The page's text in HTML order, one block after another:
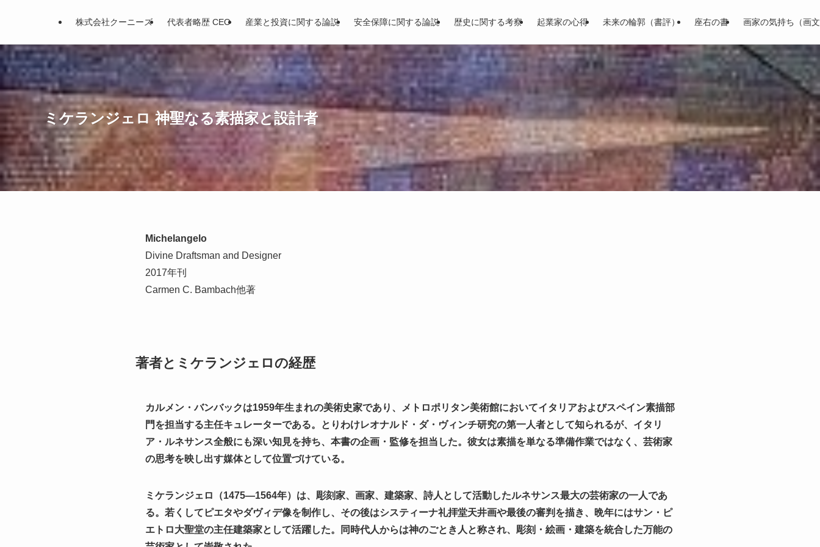
株式会社クーニーズ 代表者略歴 CEO 産業と投資に関する論説 安全保障に関する論説 歴史に関する考察 起業家の心得 未来の輪郭（書評） 座右の書 画家の気持ち（画
ミケランジェロ 神聖なる素描家と設計者
Michelangelo
Divine Draftsman and Designer
2017年刊
Carmen C. Bambach他著
著者とミケランジェロの経歴
カルメン・バンバックは1959年生まれの美術史家であり、メトロポリタン美術館においてイタリアおよびスペイン素描部
門を担当する主任キュレーターである。とりわけレオナルド・ダ・ヴィンチ研究の第一人者として知られるが、イタリ
ア・ルネサンス全般にも深い知見を持ち、本書の企画・監修を担当した。彼女は素描を単なる準備作業ではなく、芸術家
の思考を映し出す媒体として位置づけている。
ミケランジェロ（1475―1564年）は、彫刻家、画家、建築家、詩人として活動したルネサンス最大の芸術家の一人であ
る。若くしてピエタやダヴィデ像を制作し、その後はシスティーナ礼拝堂天井画や最後の審判を描き、晩年にはサン・ピ
エトロ大聖堂の主任建築家として活躍した。同時代人からは神のごとき人と称され、彫刻・絵画・建築を統合した万能の